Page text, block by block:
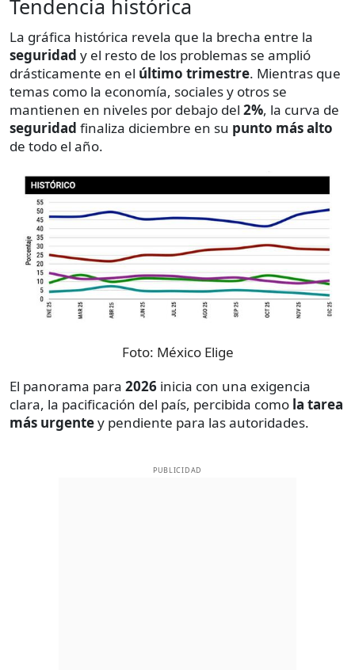
Tendencia histórica
La gráfica histórica revela que la brecha entre la
seguridad y el resto de los problemas se amplió
drásticamente en el último trimestre. Mientras que
temas como la economía, sociales y otros se
mantienen en niveles por debajo del 2%, la curva de
seguridad finaliza diciembre en su punto más alto
de todo el año.
Foto: México Elige
El panorama para 2026 inicia con una exigencia
clara, la pacificación del país, percibida como la tarea
más urgentey pendiente para las autoridades.
PUBLICIDAD